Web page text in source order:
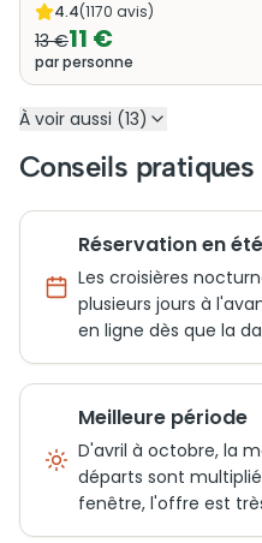
4.4(1170 avis)
13 €11 €
par personne
À voir aussi (13)
Conseils pratiques
Réservation en été
Les croisières
plusieurs jours à
en ligne dès que la
Meilleure période
D'avril à octobre, la
départs sont
fenêtre, l'offre est